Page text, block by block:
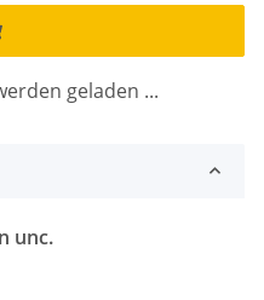
geladen ...
unc.